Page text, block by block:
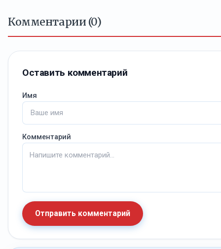
Комментарии (0)
Оставить комментарий
Имя
Комментарий
Отправить комментарий